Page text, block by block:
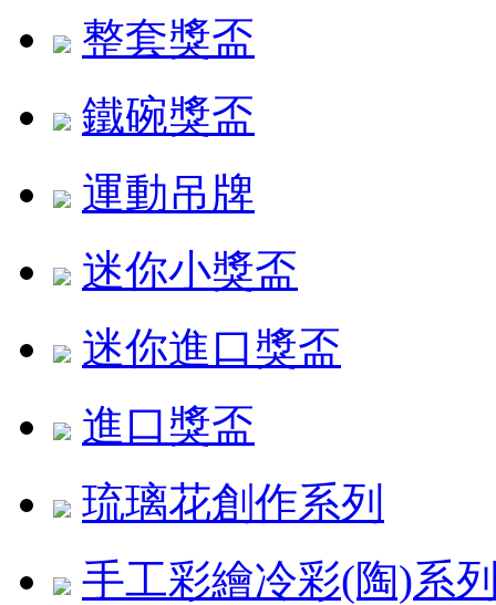
整套獎盃
鐵碗獎盃
運動吊牌
迷你小獎盃
迷你進口獎盃
進口獎盃
琉璃花創作系列
手工彩繪冷彩(陶)系